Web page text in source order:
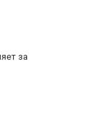
за